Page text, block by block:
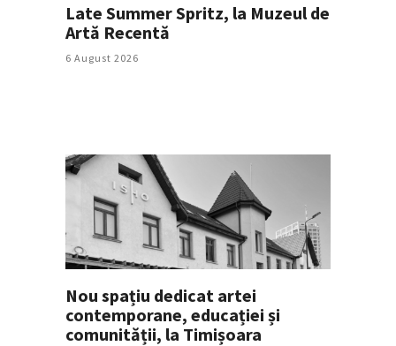
Late Summer Spritz, la Muzeul de
Artă Recentă
6 August 2026
Nou spațiu dedicat artei
contemporane, educației și
comunității, la Timișoara